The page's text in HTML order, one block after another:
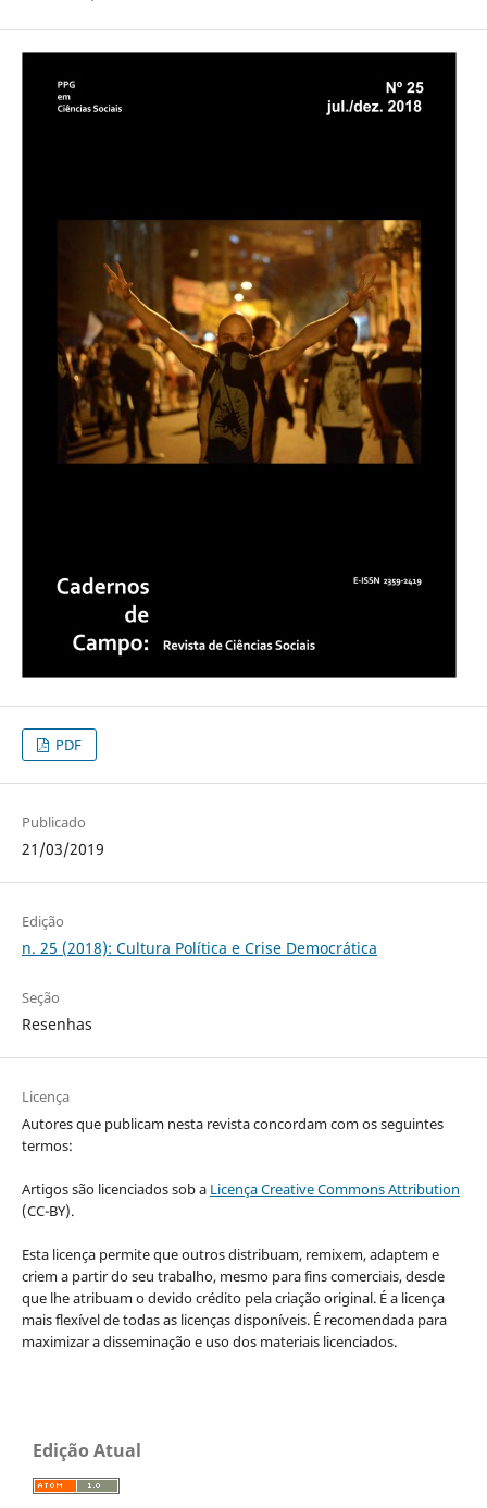
PDF
Publicado
21/03/2019
Edição
n. 25 (2018): Cultura Política e Crise Democrática
Seção
Resenhas
Licença
Autores que publicam nesta revista concordam com os seguintes
termos:
Artigos são licenciados sob a Licença Creative Commons Attribution
(CC-BY).
Esta licença permite que outros distribuam, remixem, adaptem e
criem a partir do seu trabalho, mesmo para fins comerciais, desde
que lhe atribuam o devido crédito pela criação original. É a licença
mais flexível de todas as licenças disponíveis. É recomendada para
maximizar a disseminação e uso dos materiais licenciados.
Edição Atual